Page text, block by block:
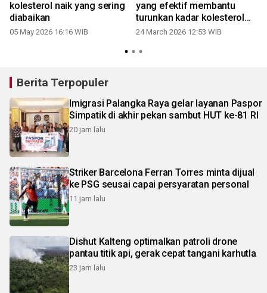
kolesterol naik yang sering
diabaikan
05 May 2026 16:16 WIB
yang efektif membantu
turunkan kadar kolesterol
jahat
24 March 2026 12:53 WIB
Berita Terpopuler
Imigrasi Palangka Raya gelar layanan Paspor
Simpatik di akhir pekan sambut HUT ke-81 RI
20 jam lalu
Striker Barcelona Ferran Torres minta dijual
ke PSG seusai capai persyaratan personal
11 jam lalu
Dishut Kalteng optimalkan patroli drone
pantau titik api, gerak cepat tangani karhutla
23 jam lalu